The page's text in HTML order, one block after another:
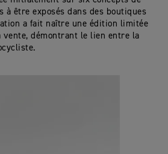
à être exposés dans des boutiques
a fait naître une édition limitée
vente, démontrant le lien entre la